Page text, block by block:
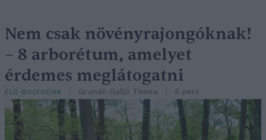
Nem csak növényrajongóknak!
– 8 arborétum, amelyet
érdemes meglátogatni
ÉLŐ BOLYGÓNK Granát-Galló Tímea 5 perc